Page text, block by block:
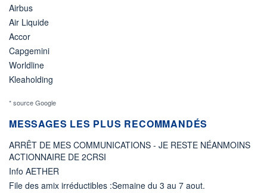
Airbus
Air Liquide
Accor
Capgemini
Worldline
Kleaholding
* source Google
MESSAGES LES PLUS RECOMMANDÉS
ARRÊT DE MES COMMUNICATIONS - JE RESTE NÉANMOINS
ACTIONNAIRE DE 2CRSI
Info AETHER
File des amix irréductibles :Semaine du 3 au 7 aout.